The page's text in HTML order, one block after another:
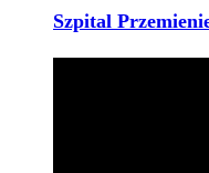
Szpital